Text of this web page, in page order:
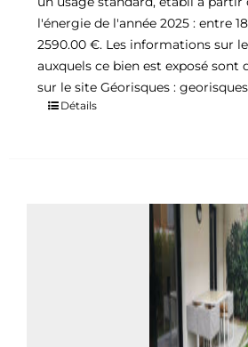
l'énergie de l'année 2025 : entre
2590.00 €. Les informations sur
auxquels ce bien est exposé sont
sur le site Géorisques :
Détails